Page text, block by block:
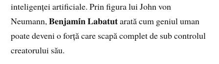
inteligenței artificiale. Prin figura lui John von
Neumann, 𝐁𝐞𝐧𝐣𝐚𝐦𝐢́𝐧 𝐋𝐚𝐛𝐚𝐭𝐮𝐭 arată cum geniul uman
poate deveni o forță care scapă complet de sub controlul
creatorului său.